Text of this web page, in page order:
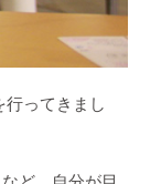
ってきまし